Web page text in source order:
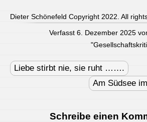
Dieter Schönefeld Copyright 2022. All
Verfasst 6. Dezember 2025
"
navigation
Liebe stirbt nie, sie ruht …….
Am Südsee
Schreibe einen